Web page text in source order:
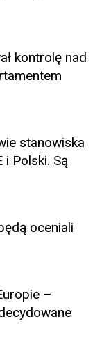
kontrolę nad
stanowiska
i Polski. Są
oceniali
–